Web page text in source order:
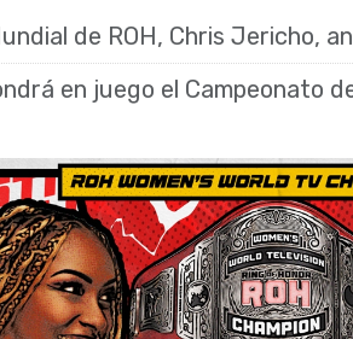
de ROH, Chris Jericho,
en juego el Campeonato